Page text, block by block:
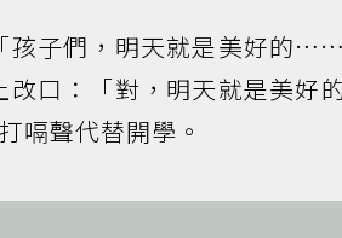
孩子們，明天就是美好的
改口：「對，明天就是美好
嗝聲代替開學。